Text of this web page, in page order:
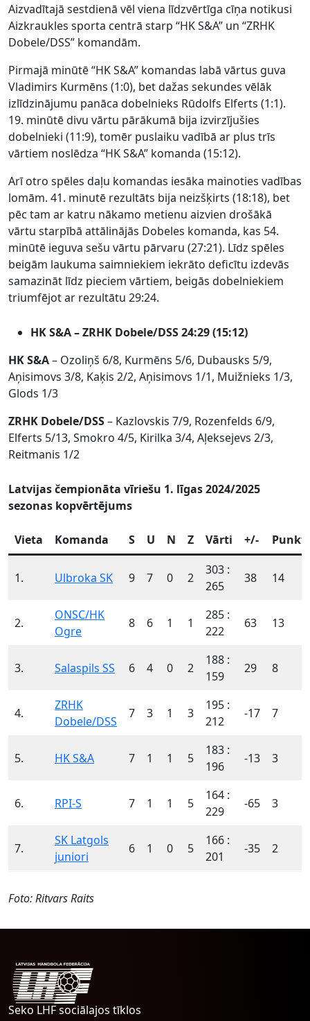
Aizvadītajā sestdienā vēl viena līdzvērtīga cīņa notikusi
Aizkraukles sporta centrā starp “HK S&A” un “ZRHK
Dobele/DSS” komandām.
Pirmajā minūtē “HK S&A” komandas labā vārtus guva
Vladimirs Kurmēns (1:0), bet dažas sekundes vēlāk
izlīdzinājumu panāca dobelnieks Rūdolfs Elferts (1:1).
19. minūtē divu vārtu pārākumā bija izvirzījušies
dobelnieki (11:9), tomēr puslaiku vadībā ar plus trīs
vārtiem noslēdza “HK S&A” komanda (15:12).
Arī otro spēles daļu komandas iesāka mainoties vadības
lomām. 41. minutē rezultāts bija neizšķirts (18:18), bet
pēc tam ar katru nākamo metienu aizvien drošākā
vārtu starpībā attālinājās Dobeles komanda, kas 54.
minūtē ieguva sešu vārtu pārvaru (27:21). Līdz spēles
beigām laukuma saimniekiem iekrāto deficītu izdevās
samazināt līdz pieciem vārtiem, beigās dobelniekiem
triumfējot ar rezultātu 29:24.
HK S&A – ZRHK Dobele/DSS 24:29 (15:12)
HK S&A– Ozoliņš 6/8, Kurmēns 5/6, Dubausks 5/9,
Aņisimovs 3/8, Kaķis 2/2, Aņisimovs 1/1, Muižnieks 1/3,
Glods 1/3
ZRHK Dobele/DSS– Kazlovskis 7/9, Rozenfelds 6/9,
Elferts 5/13, Smokro 4/5, Kirilka 3/4, Aļeksejevs 2/3,
Reitmanis 1/2
Latvijas čempionāta vīriešu 1. līgas 2024/2025
sezonas kopvērtējums
Vieta Komanda S U N Z Vārti +/- Punkti
1. Ulbroka SK 9 7 0 2
303 :
265
38 14
2.
ONSC/HK
Ogre
8 6 1 1
285 :
222
63 13
3. Salaspils SS 6 4 0 2
188 :
159
29 8
4.
ZRHK
Dobele/DSS
7 3 1 3
195 :
212
-17 7
5. HK S&A 7 1 1 5
183 :
196
-13 3
6. RPI-S 7 1 1 5
164 :
229
-65 3
7.
SK Latgols
juniori
6 1 0 5
166 :
201
-35 2
Foto: Ritvars Raits
Seko LHF sociālajos tīklos